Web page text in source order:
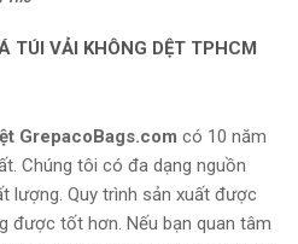
TÚI VẢI KHÔNG DỆT TPHCM
GrepacoBags.com có 10 năm
Chúng tôi có đa dạng nguồn
lượng. Quy trình sản xuất được
được tốt hơn. Nếu bạn quan tâm